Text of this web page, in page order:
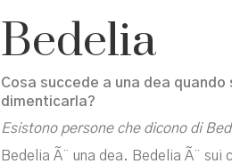
Bedelia
Cosa succede a una dea
dimenticarla?
Esistono persone che dicono di
Bedelia Ã¨ una dea. Bedelia Ã¨